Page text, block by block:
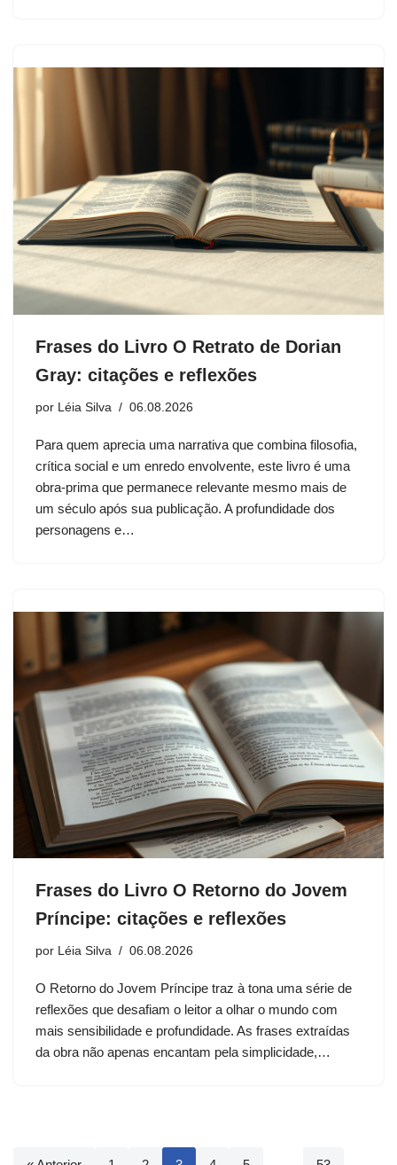
Frases do Livro O Retrato de Dorian
Gray: citações e reflexões
por Léia Silva 06.08.2026
Para quem aprecia uma narrativa que combina filosofia,
crítica social e um enredo envolvente, este livro é uma
obra-prima que permanece relevante mesmo mais de
um século após sua publicação. A profundidade dos
personagens e…
Frases do Livro O Retorno do Jovem
Príncipe: citações e reflexões
por Léia Silva 06.08.2026
O Retorno do Jovem Príncipe traz à tona uma série de
reflexões que desafiam o leitor a olhar o mundo com
mais sensibilidade e profundidade. As frases extraídas
da obra não apenas encantam pela simplicidade,…